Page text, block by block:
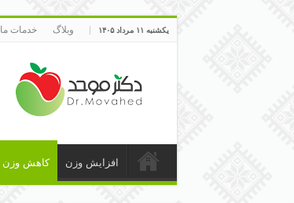
یکشنبه ۱۱ مرداد ۱۴۰۵ وبلاگ خدمات ما
افزایش وزن کاهش وزن